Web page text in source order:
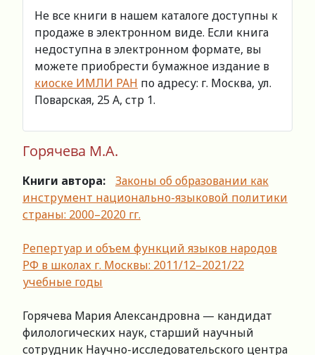
Не все книги в нашем каталоге доступны к
продаже в электронном виде. Если книга
недоступна в электронном формате, вы
можете приобрести бумажное издание в
киоске ИМЛИ РАН по адресу: г. Москва, ул.
Поварская, 25 А, стр 1.
Горячева М.А.
Книги автора:
Законы об образовании как
инструмент национально-языковой политики
страны: 2000–2020 гг.
Репертуар и объем функций языков народов
РФ в школах г. Москвы: 2011/12–2021/22
учебные годы
Горячева Мария Александровна — кандидат
филологических наук, старший научный
сотрудник Научно-исследовательского центра